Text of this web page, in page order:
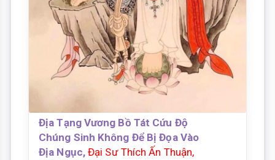
Địa Tạng Vương Bồ Tát Cứu Độ
Chúng Sinh Không Để Bị Đọa Vào
Địa Ngục, Đại Sư Thích Ấn Thuận,